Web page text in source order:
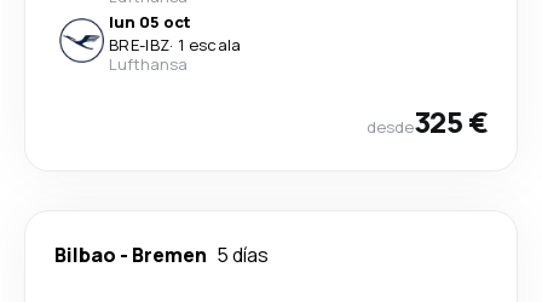
lun 05 oct
BRE-IBZ· 1 escala
Lufthansa
desde325 €
Bilbao - Bremen 5 días